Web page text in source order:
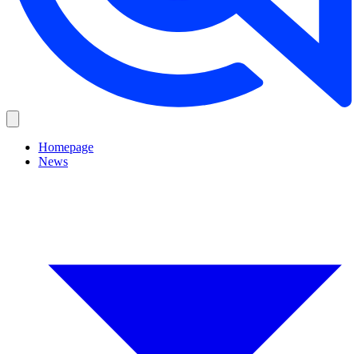
Homepage
News